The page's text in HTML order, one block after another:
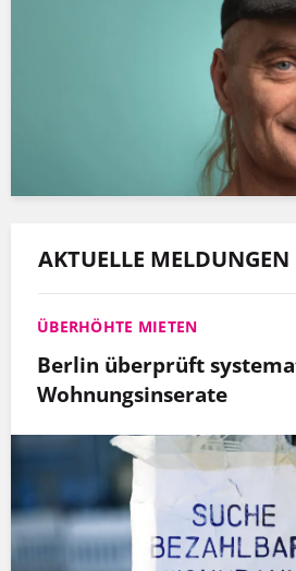
AKTUELLE MELDUNGEN
ÜBERHÖHTE MIETEN
Berlin überprüft
Wohnungsinserate